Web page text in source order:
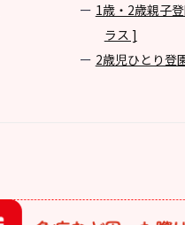
1歳・2歳親子
ラス ]
2歳児ひとり登